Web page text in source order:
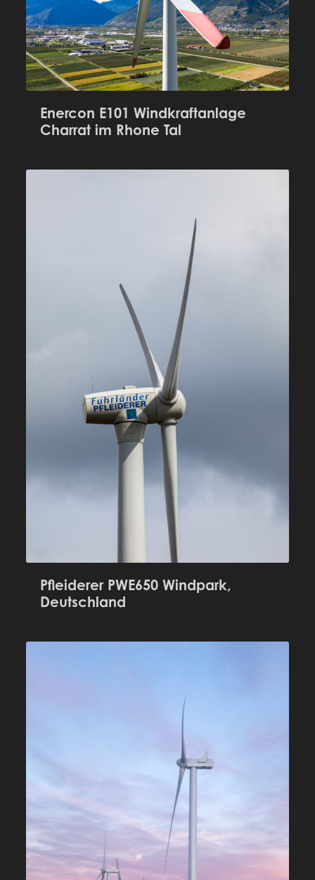
Enercon E101 Windkraftanlage
Charrat im Rhone Tal
Pfleiderer PWE650 Windpark,
Deutschland